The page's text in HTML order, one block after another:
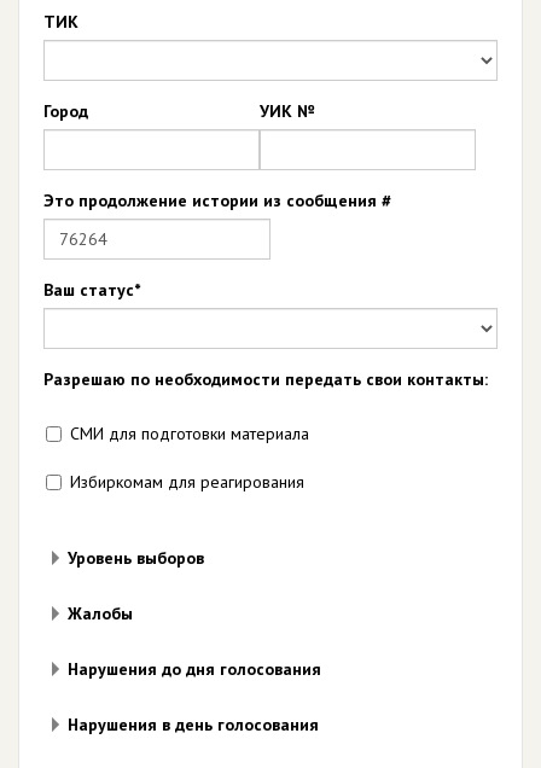
ТИК
Город УИК №
Это продолжение истории из сообщения #
Ваш статус*
Разрешаю по необходимости передать свои контакты:
СМИ для подготовки материала
Избиркомам для реагирования
Уровень выборов
Жалобы
Нарушения до дня голосования
Нарушения в день голосования